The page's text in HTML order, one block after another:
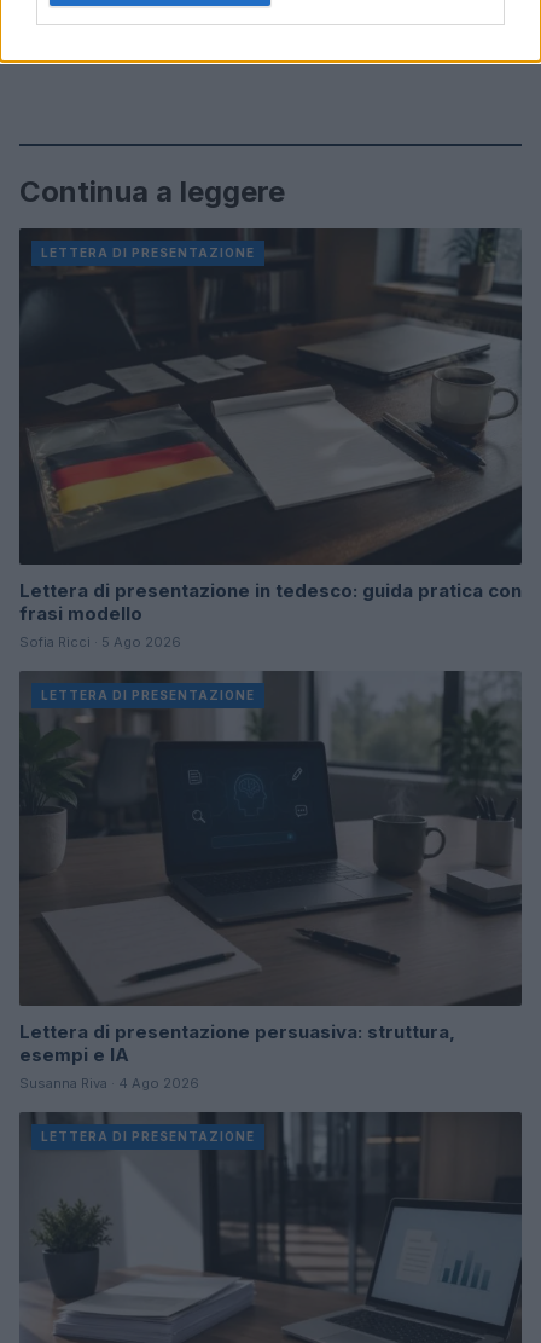
Continua a leggere
LETTERA DI PRESENTAZIONE
Lettera di presentazione in tedesco: guida pratica con
frasi modello
Sofia Ricci · 5 Ago 2026
LETTERA DI PRESENTAZIONE
Lettera di presentazione persuasiva: struttura,
esempi e IA
Susanna Riva · 4 Ago 2026
LETTERA DI PRESENTAZIONE